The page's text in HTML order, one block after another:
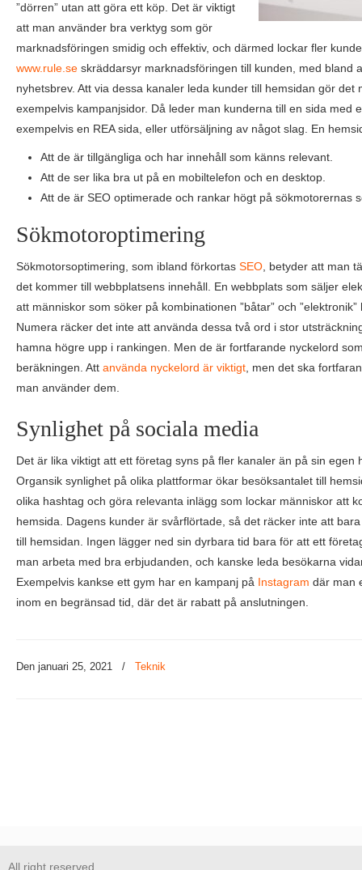
”dörren” utan att göra ett köp. Det är viktigt
att man använder bra verktyg som gör
marknadsföringen smidig och effektiv, och därmed lockar fler
www.rule.se skräddarsyr marknadsföringen till kunden, med bland
nyhetsbrev. Att via dessa kanaler leda kunder till hemsidan gör det
exempelvis kampanjsidor. Då leder man kunderna till en sida med
exempelvis en REA sida, eller utförsäljning av något slag. En
Att de är tillgängliga och har innehåll som känns relevant.
Att de ser lika bra ut på en mobiltelefon och en desktop.
Att de är SEO optimerade och rankar högt på sökmotorernas
Sökmotoroptimering
Sökmotorsoptimering, som ibland förkortas SEO , betyder att man
det kommer till webbplatsens innehåll. En webbplats som säljer
att människor som söker på kombinationen ”båtar” och
Numera räcker det inte att använda dessa två ord i stor
hamna högre upp i rankingen. Men de är fortfarande nyckelord
beräkningen. Att använda nyckelord är viktigt , men det ska
man använder dem.
Synlighet på sociala media
Det är lika viktigt att ett företag syns på fler kanaler än på sin egen
Organsik synlighet på olika plattformar ökar besöksantalet till
olika hashtag och göra relevanta inlägg som lockar människor att
hemsida. Dagens kunder är svårflörtade, så det räcker inte att
till hemsidan. Ingen lägger ned sin dyrbara tid bara för att ett
man arbeta med bra erbjudanden, och kanske leda besökarna
Exempelvis kankse ett gym har en kampanj på Instagram där man
inom en begränsad tid, där det är rabatt på anslutningen.
Den januari 25, 2021 / Teknik